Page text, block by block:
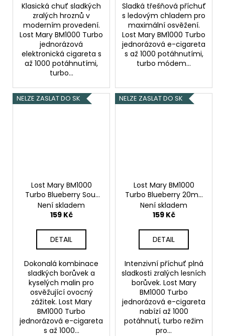
Klasická chuť sladkých
zralých hroznů v
moderním provedení.
Lost Mary BM1000 Turbo
jednorázová
elektronická cigareta s
až 1000 potáhnutími,
turbo...
Sladká třešňová příchuť
s ledovým chladem pro
maximální osvěžení.
Lost Mary BM1000 Turbo
jednorázová e-cigareta
s až 1000 potáhnutími,
turbo módem...
NELZE ZASLAT DO SK
Lost Mary BM1000
Turbo Blueberry Sour
Raspberry 20mg
Borůvka s malinou
Není skladem
159 Kč
DETAIL
Dokonalá kombinace
sladkých borůvek a
kyselých malin pro
osvěžující ovocný
zážitek. Lost Mary
BM1000 Turbo
jednorázová e-cigareta
s až 1000...
NELZE ZASLAT DO SK
Lost Mary BM1000
Turbo Blueberry 20mg
Borůvka
Není skladem
159 Kč
DETAIL
Intenzivní příchuť plná
sladkosti zralých lesních
borůvek. Lost Mary
BM1000 Turbo
jednorázová e-cigareta
nabízí až 1000
potáhnutí, turbo režim
pro...